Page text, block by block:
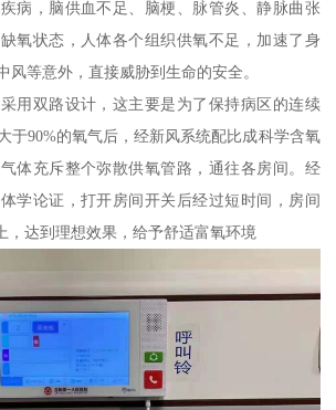
病，脑供血不足、脑梗、脉管炎、静脉曲张
氧状态，人体各个组织供氧不足，加速了身
风等意外，直接威胁到生命的安全。
用双路设计，这主要是为了保持病区的连续
于90%的氧气后，经新风系统配比成科学含氧
体充斥整个弥散供氧管路，通往各房间。经
学论证，打开房间开关后经过短时间，房间
，达到理想效果，给予舒适富氧环境